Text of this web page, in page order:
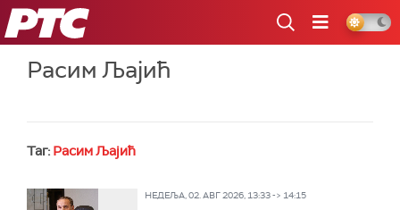
РТС
Расим Љајић
Таг: Расим Љајић
НЕДЕЉА, 02. АВГ 2026, 13:33 -> 14:15